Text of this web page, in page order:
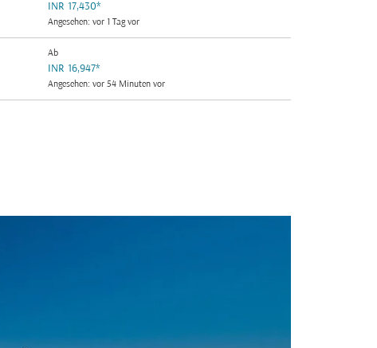
INR 17,430*
Angesehen: vor 1 Tag vor
Ab
INR 16,947*
Angesehen: vor 54 Minuten vor